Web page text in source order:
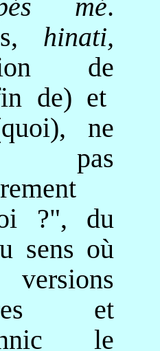
mé.
hinati,
de
de) et
ne
pas
?", du
sens où
et
le